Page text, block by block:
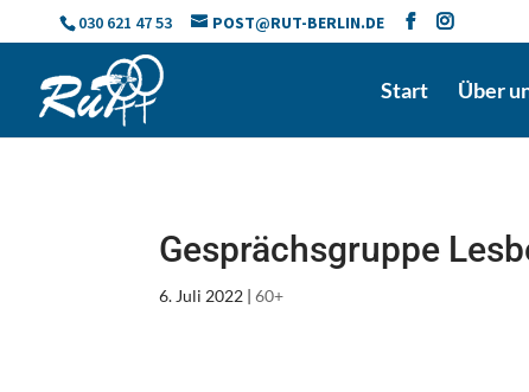
030 621 47 53 POST@RUT-BERLIN.DE
Start Über
Gesprächsgruppe
6. Juli 2022 |60+